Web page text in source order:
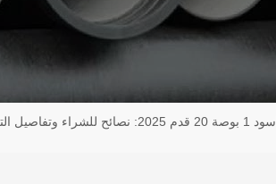
الكاملة